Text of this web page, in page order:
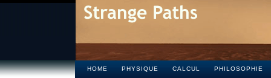
HOME PHYSIQUE CALCUL PHILOSOPHIE